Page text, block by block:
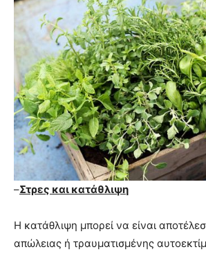
–Στρες και κατάθλιψη
Η κατάθλιψη μπορεί να είναι
απώλειας ή τραυματισμένης